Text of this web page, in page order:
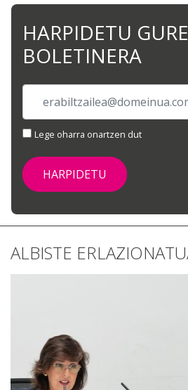
HARPIDETU GURE
BOLETINERA
Lege oharra onartzen dut
ALBISTE